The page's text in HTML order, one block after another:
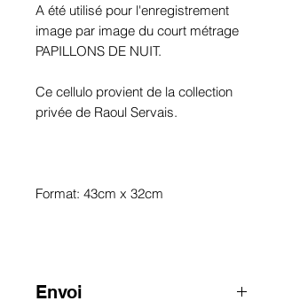
A été utilisé pour l'enregistrement
image par image du court métrage
PAPILLONS DE NUIT.
Ce cellulo provient de la collection
privée de Raoul Servais.
Format: 43cm x 32cm
Envoi